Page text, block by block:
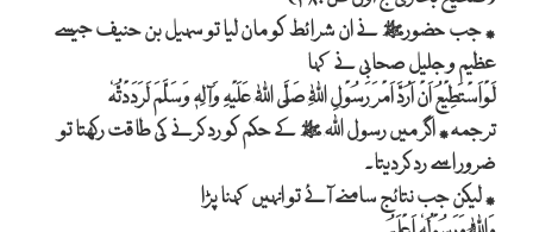
٭ جب حضورﷺ نے ان شرائط کو مان لیا تو سہیل بن حنیف جیسے
عظیم و جلیل صحابی نے کہا
لَوْاَسْتَطِیْعُ اَنْ اَرُدَّ اَمْرَ رَسُوْلِ اللّٰہِ صَلَّی اللّٰہ عَلَیْہِ وَآلِہٖ وَسَلَّمَ لَرَدَدْتُّہٗ
ترجمہ٭ اگر میں رسول اللہ ﷺ کے حکم کو رد کرنے کی طاقت رکھتا تو
ضرور اسے رد کردیتا۔
٭ لیکن جب نتائج سامنے آئے تو انہیں کہنا پڑا